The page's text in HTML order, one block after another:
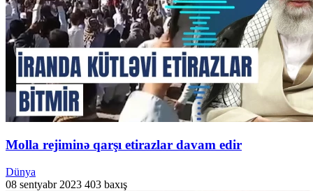
Molla rejiminə qarşı etirazlar davam edir
Dünya
08 sentyabr 2023 403 baxış